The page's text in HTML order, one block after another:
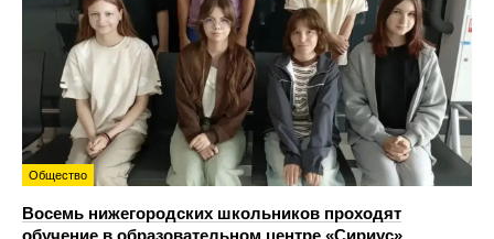
Общество
Восемь нижегородских школьников проходят